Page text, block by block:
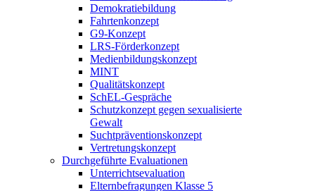
Demokratiebildung
Fahrtenkonzept
G9-Konzept
LRS-Förderkonzept
Medienbildungskonzept
MINT
Qualitätskonzept
SchEL-Gespräche
Schutzkonzept gegen sexualisierte
Gewalt
Suchtpräventionskonzept
Vertretungskonzept
Durchgeführte Evaluationen
Unterrichtsevaluation
Elternbefragungen Klasse 5